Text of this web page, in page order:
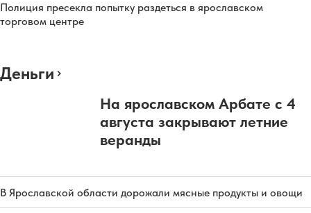
Полиция пресекла попытку раздеться в ярославском
торговом центре
Деньги
На ярославском Арбате с 4
августа закрывают летние
веранды
В Ярославской области дорожали мясные продукты и овощи